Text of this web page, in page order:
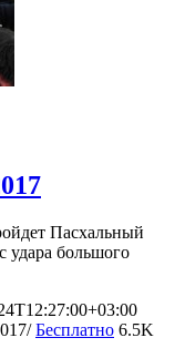
Пасхальный
удара большого
Бесплатно 6.5K